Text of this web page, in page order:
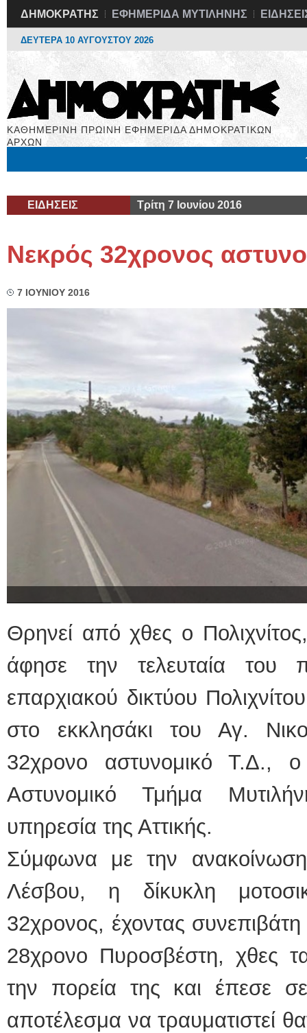
ΔΗΜΟΚΡΑΤΗΣ ΕΦΗΜΕΡΙΔΑ ΜΥΤΙΛΗΝΗΣ
ΔΕΥΤΕΡΑ 10 ΑΥΓΟΥΣΤΟΥ 2026
ΚΑΘΗΜΕΡΙΝΗ ΠΡΩΙΝΗ ΕΦΗΜΕΡΙΔΑ ΔΗΜΟΚΡΑΤΙΚΩΝ
ΑΡΧΩΝ
ΕΙΔΗΣΕΙΣ Τρίτη 7 Ιουνίου 2016
Νεκρός 32χρονος
7 ΙΟΥΝΙΟΥ 2016
Θρηνεί από χθες ο
άφησε την τελευταία του
επαρχιακού δικτύου
στο εκκλησάκι του Αγ.
32χρονο αστυνομικό Τ.Δ.,
Αστυνομικό Τμήμα
υπηρεσία της Αττικής.
Σύμφωνα με την
Λέσβου, η δίκυκλη
32χρονος, έχοντας
28χρονο Πυροσβέστη, χθες
την πορεία της και έπεσε
αποτέλεσμα να τραυματιστεί